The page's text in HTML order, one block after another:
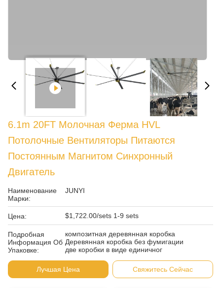
6.1m 20FT Молочная Ферма HVL
Потолочные Вентиляторы Питаются
Постоянным Магнитом Синхронный
Двигатель
Наименование
Марки:
JUNYI
Цена: $1,722.00/sets 1-9 sets
Подробная
Информация Об
Упаковке:
композитная деревянная коробка
Деревянная коробка без фумигации
две коробки в виде единичног
Лучшая Цена Свяжитесь Сейчас